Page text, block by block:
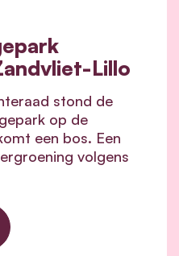
Lillo
stond de
op de
een bos. Een
volgens